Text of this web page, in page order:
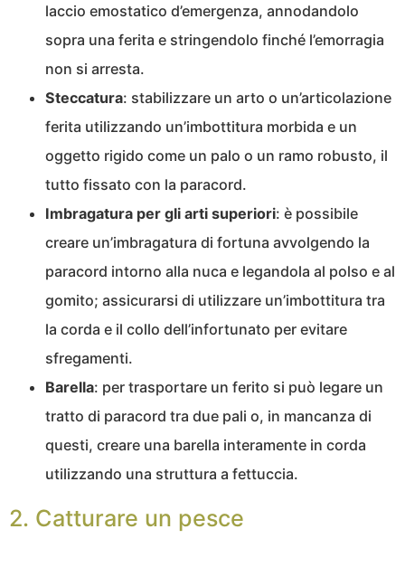
laccio emostatico d’emergenza, annodandolo
sopra una ferita e stringendolo finché l’emorragia
non si arresta.
Steccatura: stabilizzare un arto o un’articolazione
ferita utilizzando un’imbottitura morbida e un
oggetto rigido come un palo o un ramo robusto, il
tutto fissato con la paracord.
Imbragatura per gli arti superiori: è possibile
creare un’imbragatura di fortuna avvolgendo la
paracord intorno alla nuca e legandola al polso e al
gomito; assicurarsi di utilizzare un’imbottitura tra
la corda e il collo dell’infortunato per evitare
sfregamenti.
Barella: per trasportare un ferito si può legare un
tratto di paracord tra due pali o, in mancanza di
questi, creare una barella interamente in corda
utilizzando una struttura a fettuccia.
2. Catturare un pesce